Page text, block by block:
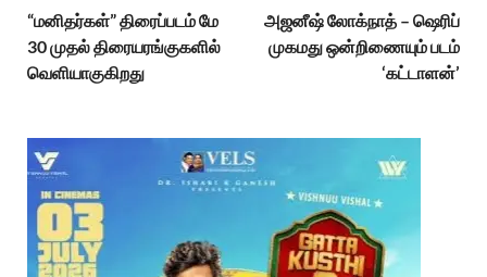
“மனிதர்கள்” திரைப்படம் மே
30 முதல் திரையரங்குகளில்
வெளியாகுகிறது
அஜனீஷ் லோக்நாத் – ஷெரிப்
முகமது ஒன்றிணையும் படம்
‘கட்டாளன்’